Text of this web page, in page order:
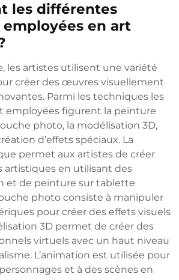
les différentes
en art
les artistes utilisent une variété
créer des œuvres visuellement
Parmi les techniques les
employées figurent la peinture
photo, la modélisation 3D,
d’effets spéciaux. La
permet aux artistes de créer
artistiques en utilisant des
et de peinture sur tablette
photo consiste à manipuler
pour créer des effets visuels
3D permet de créer des
virtuels avec un haut niveau
L’animation est utilisée pour
et à des scènes en